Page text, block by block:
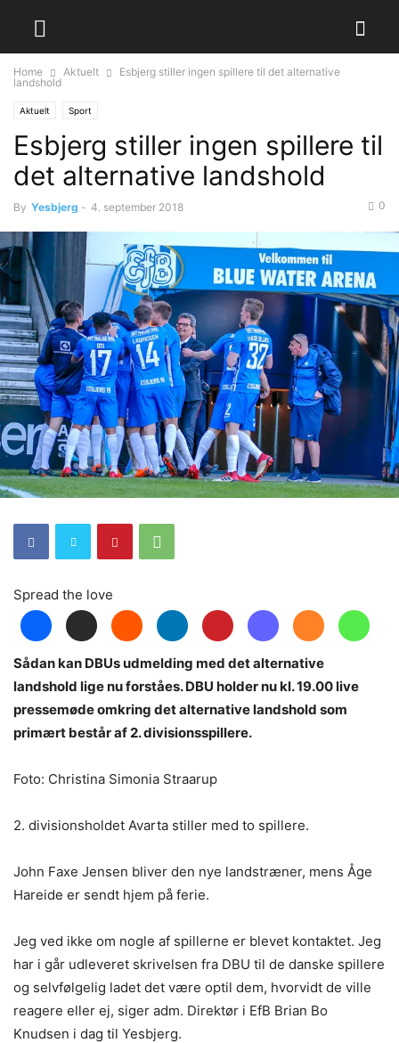
Home Aktuelt
Esbjerg stiller ingen spillere til det alternative
landshold
Aktuelt Sport
Esbjerg stiller ingen spillere til
det alternative landshold
By Yesbjerg - 4. september 2018 0
Spread the love
Sådan kan DBUs udmelding med det alternative
landshold lige nu forståes. DBU holder nu kl. 19.00 live
pressemøde omkring det alternative landshold som
primært består af 2. divisionsspillere.
Foto: Christina Simonia Straarup
2. divisionsholdet Avarta stiller med to spillere.
John Faxe Jensen bliver den nye landstræner, mens Åge
Hareide er sendt hjem på ferie.
Jeg ved ikke om nogle af spillerne er blevet kontaktet. Jeg
har i går udleveret skrivelsen fra DBU til de danske spillere
og selvfølgelig ladet det være optil dem, hvorvidt de ville
reagere eller ej, siger adm. Direktør i EfB Brian Bo
Knudsen i dag til Yesbjerg.